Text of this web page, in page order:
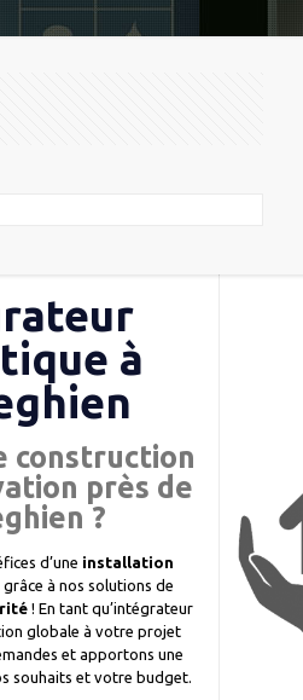
à
construction
près de
?
d’une installation
à nos solutions de
! En tant qu’intégrateur
globale à votre projet
et apportons une
souhaits et votre budget.